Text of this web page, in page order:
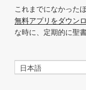
これまでになかった
無料アプリをダウン
な時に、定期的に聖
日本語